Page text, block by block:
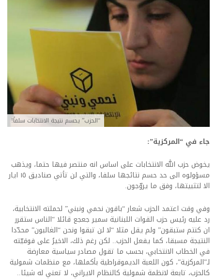
“الحزب” يحسم نتيجة الانتخابات سلفاً!
جاء في “المركزية”:
يخوض حزب الله الانتخابات على اساس انه منتصر فيها حتما، ويذهب
مسؤولوه الى حد حسم نتائجها سلفا، والتي لن تأتي صناديق ١٥ ايار
الا لتثبيتها، وفق ما يروّجون.
وفي وقت اعتمد الحزب شعار “باقون نحمي ونبني” لحملته الانتخابية،
رد عليه رئيس حزب القوات اللبنانية سمير جعجع قائلا “الناس ستقرر
ان كنتم ستبقون” ولم يقل مثلا “لا لن تبقوا ونحن “الغالبون” محدّدا
النتيجة مسبقا، كما يفعل الحزب.. لكن رغم ذلك، الاخيرُ على فوقيّته
في الخطاب الانتخابي، بحسب ما تقول مصادر سياسية معارضة
لـ”المركزية”، كون اللعبة الديموقراطية بأكملها، مع منظمات شمولية
كالحزب، تابعة لانظمة شمولية كالنظام الايراني، لا تعني له شيئا..